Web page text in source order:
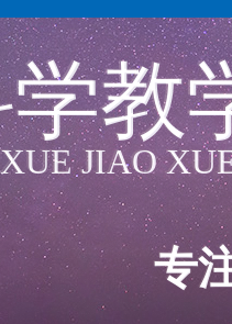
教
JIAO
专
专
教
JIAO